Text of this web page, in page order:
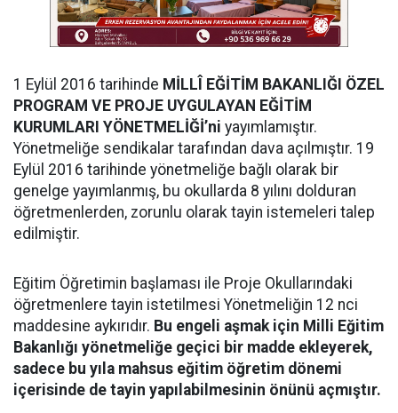
1 Eylül 2016 tarihinde MİLLÎ EĞİTİM BAKANLIĞI ÖZEL
PROGRAM VE PROJE UYGULAYAN EĞİTİM
KURUMLARI YÖNETMELİĞİ’ni yayımlamıştır.
Yönetmeliğe sendikalar tarafından dava açılmıştır. 19
Eylül 2016 tarihinde yönetmeliğe bağlı olarak bir
genelge yayımlanmış, bu okullarda 8 yılını dolduran
öğretmenlerden, zorunlu olarak tayin istemeleri talep
edilmiştir.
Eğitim Öğretimin başlaması ile Proje Okullarındaki
öğretmenlere tayin istetilmesi Yönetmeliğin 12 nci
maddesine aykırıdır. Bu engeli aşmak için Milli Eğitim
Bakanlığı yönetmeliğe geçici bir madde ekleyerek,
sadece bu yıla mahsus eğitim öğretim dönemi
içerisinde de tayin yapılabilmesinin önünü açmıştır.